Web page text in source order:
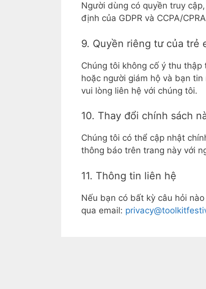
Người dùng có quyền truy
định của GDPR và CCPA/
9. Quyền riêng tư của trẻ
Chúng tôi không cố ý thu
hoặc người giám hộ và bạn
vui lòng liên hệ với chúng tôi.
10. Thay đổi chính sách
Chúng tôi có thể cập nhật
thông báo trên trang này với
11. Thông tin liên hệ
Nếu bạn có bất kỳ câu hỏi
qua email: